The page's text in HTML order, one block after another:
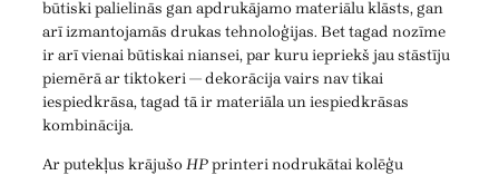
būtiski palielinās gan apdrukājamo materiālu klāsts, gan
arī izmantojamās drukas tehnoloģijas. Bet tagad nozīme
ir arī vienai būtiskai niansei, par kuru iepriekš jau stāstīju
piemērā ar tiktokeri — dekorācija vairs nav tikai
iespiedkrāsa, tagad tā ir materiāla un iespiedkrāsas
kombinācija.
Ar putekļus krājušoHPprinteri nodrukātai kolēģu